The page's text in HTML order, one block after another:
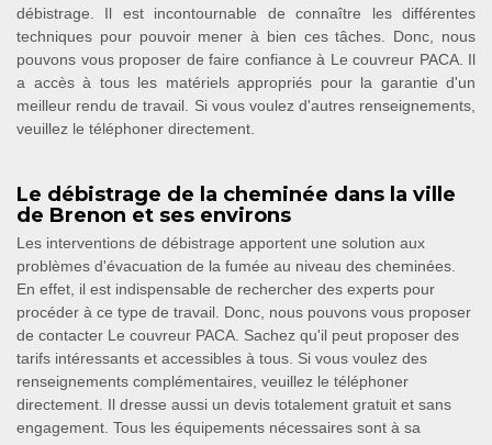
débistrage. Il est incontournable de connaître les différentes
techniques pour pouvoir mener à bien ces tâches. Donc, nous
pouvons vous proposer de faire confiance à Le couvreur PACA. Il
a accès à tous les matériels appropriés pour la garantie d'un
meilleur rendu de travail. Si vous voulez d'autres renseignements,
veuillez le téléphoner directement.
Le débistrage de la cheminée dans la ville
de Brenon et ses environs
Les interventions de débistrage apportent une solution aux
problèmes d'évacuation de la fumée au niveau des cheminées.
En effet, il est indispensable de rechercher des experts pour
procéder à ce type de travail. Donc, nous pouvons vous proposer
de contacter Le couvreur PACA. Sachez qu'il peut proposer des
tarifs intéressants et accessibles à tous. Si vous voulez des
renseignements complémentaires, veuillez le téléphoner
directement. Il dresse aussi un devis totalement gratuit et sans
engagement. Tous les équipements nécessaires sont à sa